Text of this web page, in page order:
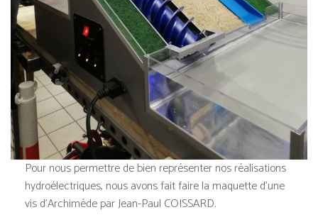
Pour nous permettre de bien représenter nos réalisations
hydroélectriques, nous avons fait faire la maquette d’une
vis d’Archimède par Jean-Paul COISSARD.